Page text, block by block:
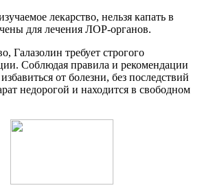
лекарство, нельзя капать в
для лечения ЛОР-органов.
Галазолин требует строгого
Соблюдая правила и рекомендации
от болезни, без последствий
недорогой и находится в свободном